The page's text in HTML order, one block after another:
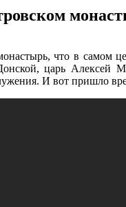
что в самом
царь Алексей
И вот пришло